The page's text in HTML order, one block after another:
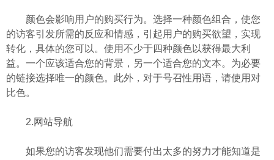
颜色会影响用户的购买行为。选择一种颜色组合，使您
的访客引发所需的反应和情感，引起用户的购买欲望，实现
转化，具体的您可以。使用不少于四种颜色以获得最大利
益。一个应该适合您的背景，另一个适合您的文本。为必要
的链接选择唯一的颜色。此外，对于号召性用语，请使用对
比色。
2.网站导航
如果您的访客发现他们需要付出太多的努力才能知道是